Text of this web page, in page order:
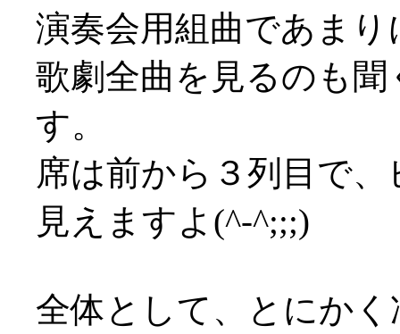
演奏会用組曲であま
歌劇全曲を見るのも
す。
席は前から３列目で
見えますよ(^-^;;;)
全体として、とにか